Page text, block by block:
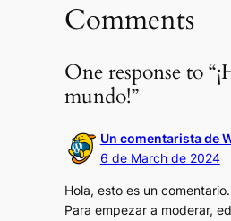
Comments
One response to
mundo!”
Un comentarista de
6 de March de 2024
Hola, esto es un comentario.
Para empezar a moderar,